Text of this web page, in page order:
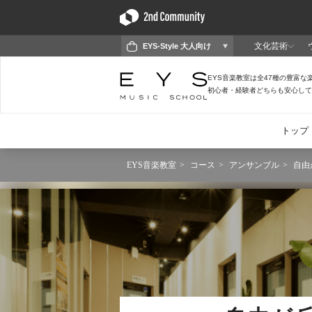
EYS音楽教室 コース アンサンブル 自